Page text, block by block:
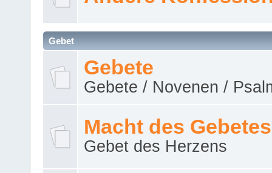
Gebet
Gebete
Gebete / Novenen /
Macht des Gebetes
Gebet des Herzens